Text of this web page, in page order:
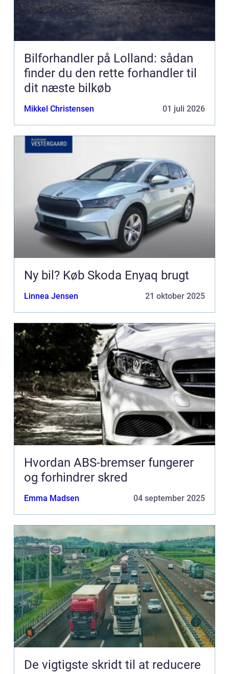
Bilforhandler på Lolland: sådan
finder du den rette forhandler til
dit næste bilkøb
Mikkel Christensen 01 juli 2026
Ny bil? Køb Skoda Enyaq brugt
Linnea Jensen 21 oktober 2025
Hvordan ABS-bremser fungerer
og forhindrer skred
Emma Madsen 04 september 2025
De vigtigste skridt til at reducere